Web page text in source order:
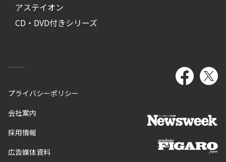
アステイオン
CD・DVD付きシリーズ
プライバシーポリシー
会社案内
採用情報
広告媒体資料